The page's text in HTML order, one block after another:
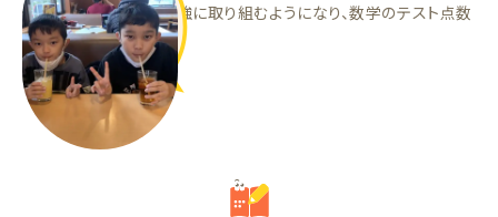
テスト前に積極的に勉強に取り組むようになり、数学のテスト点数
が上がりました！
TSくん（中2）